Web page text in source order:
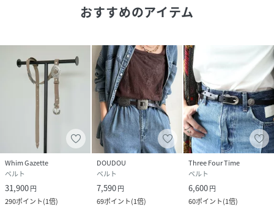
【お買い物をもっと便利に楽しく♪】
『♡』をクリックでお気に入り登録
✓「商品のお気に入り登録」で・・・
ラスト1点や再入荷の通知が届きます。登録して頂いた商品
だけが対象となる、あなただけのタイムセールが開催される
ことも！
✓「ブランドのお気に入り登録」で・・・
新商品や再入荷など、いち早くブランドのお得な情報を
受け取ることができますので、ご登録をおすすめします！
おすすめのアイテム
Whim Gazette
ベルト
31,900円
290ポイント(1倍)
DOUDOU
ベルト
7,590円
69ポイント(1倍)
Three Four Time
ベルト
6,600円
60ポイント(1倍)